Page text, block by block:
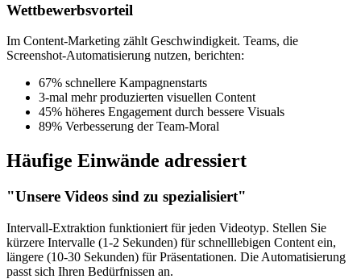
Wettbewerbsvorteil
Im Content-Marketing zählt Geschwindigkeit. Teams, die
Screenshot-Automatisierung nutzen, berichten:
67% schnellere Kampagnenstarts
3-mal mehr produzierten visuellen Content
45% höheres Engagement durch bessere Visuals
89% Verbesserung der Team-Moral
Häufige Einwände adressiert
"Unsere Videos sind zu spezialisiert"
Intervall-Extraktion funktioniert für jeden Videotyp. Stellen Sie
kürzere Intervalle (1-2 Sekunden) für schnelllebigen Content ein,
längere (10-30 Sekunden) für Präsentationen. Die Automatisierung
passt sich Ihren Bedürfnissen an.